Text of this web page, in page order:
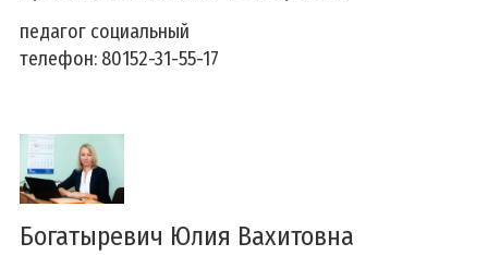
педагог социальный
телефон: 80152-31-55-17
Богатыревич Юлия Вахитовна